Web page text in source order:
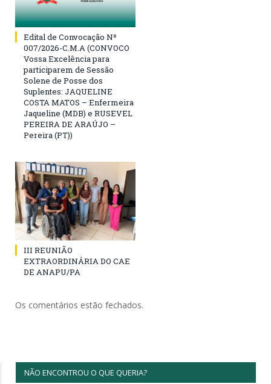
Edital de Convocação Nº
007/2026-C.M.A (CONVOCO
Vossa Excelência para
participarem de Sessão
Solene de Posse dos
Suplentes: JAQUELINE
COSTA MATOS – Enfermeira
Jaqueline (MDB) e RUSEVEL
PEREIRA DE ARAÚJO –
Pereira (PT))
III REUNIÃO
EXTRAORDINÁRIA DO CAE
DE ANAPU/PA
Os comentários estão fechados.
NÃO ENCONTROU O QUE QUERIA?